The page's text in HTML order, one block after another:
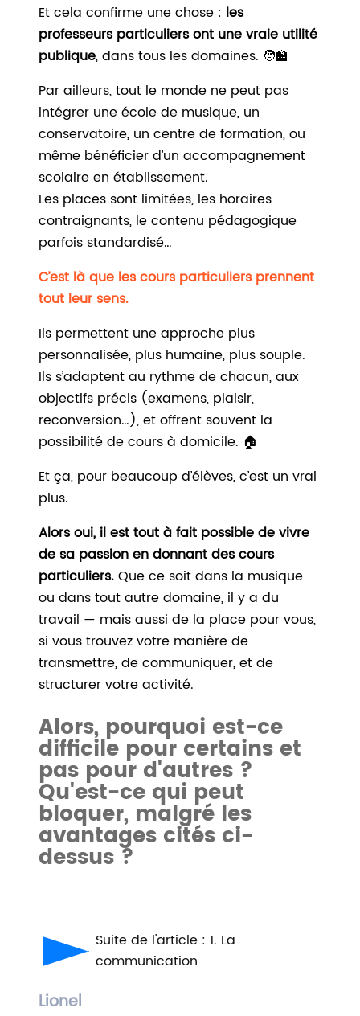
Et cela confirme une chose : les
professeurs particuliers ont une vraie utilité
publique, dans tous les domaines. 🧑‍🏫
Par ailleurs, tout le monde ne peut pas
intégrer une école de musique, un
conservatoire, un centre de formation, ou
même bénéficier d’un accompagnement
scolaire en établissement.
Les places sont limitées, les horaires
contraignants, le contenu pédagogique
parfois standardisé…
C’est là que les cours particuliers prennent
tout leur sens.
Ils permettent une approche plus
personnalisée, plus humaine, plus souple.
Ils s’adaptent au rythme de chacun, aux
objectifs précis (examens, plaisir,
reconversion…), et offrent souvent la
possibilité de cours à domicile. 🏠
Et ça, pour beaucoup d’élèves, c’est un vrai
plus.
Alors oui, il est tout à fait possible de vivre
de sa passion en donnant des cours
particuliers.Que ce soit dans la musique
ou dans tout autre domaine, il y a du
travail — mais aussi de la place pour vous,
si vous trouvez votre manière de
transmettre, de communiquer, et de
structurer votre activité.
Alors, pourquoi est-ce
difficile pour certains et
pas pour d'autres ?
Qu'est-ce qui peut
bloquer, malgré les
avantages cités ci-
dessus ?
Suite de l'article : 1. La
communication
Lionel